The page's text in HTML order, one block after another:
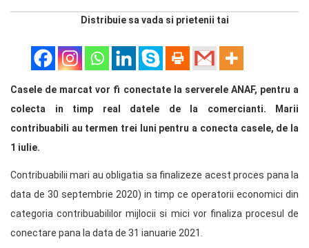
Distribuie sa vada si prietenii tai
Casele de marcat vor fi conectate la serverele ANAF, pentru a
colecta in timp real datele de la comercianti. Marii
contribuabili au termen trei luni pentru a conecta casele, de la
1 iulie.
Contribuabilii mari au obligatia sa finalizeze acest proces pana la
data de 30 septembrie 2020) in timp ce operatorii economici din
categoria contribuabililor mijlocii si mici vor finaliza procesul de
conectare pana la data de 31 ianuarie 2021.